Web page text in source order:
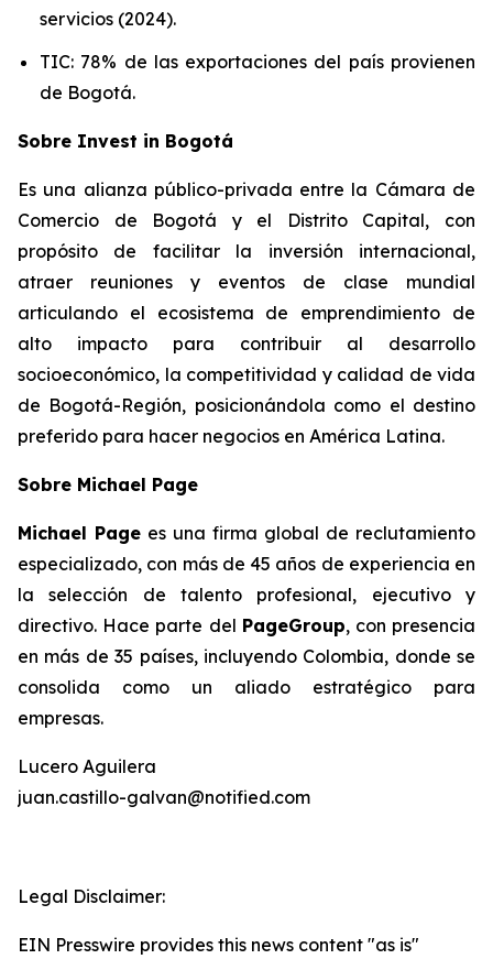
servicios (2024).
TIC: 78% de las exportaciones del país provienen
de Bogotá.
Sobre Invest in Bogotá
Es una alianza público-privada entre la Cámara de
Comercio de Bogotá y el Distrito Capital, con
propósito de facilitar la inversión internacional,
atraer reuniones y eventos de clase mundial
articulando el ecosistema de emprendimiento de
alto impacto para contribuir al desarrollo
socioeconómico, la competitividad y calidad de vida
de Bogotá-Región, posicionándola como el destino
preferido para hacer negocios en América Latina.
Sobre Michael Page
Michael Page es una firma global de reclutamiento
especializado, con más de 45 años de experiencia en
la selección de talento profesional, ejecutivo y
directivo. Hace parte del PageGroup, con presencia
en más de 35 países, incluyendo Colombia, donde se
consolida como un aliado estratégico para
empresas.
Lucero Aguilera
juan.castillo-galvan@notified.com
Legal Disclaimer:
EIN Presswire provides this news content "as is"